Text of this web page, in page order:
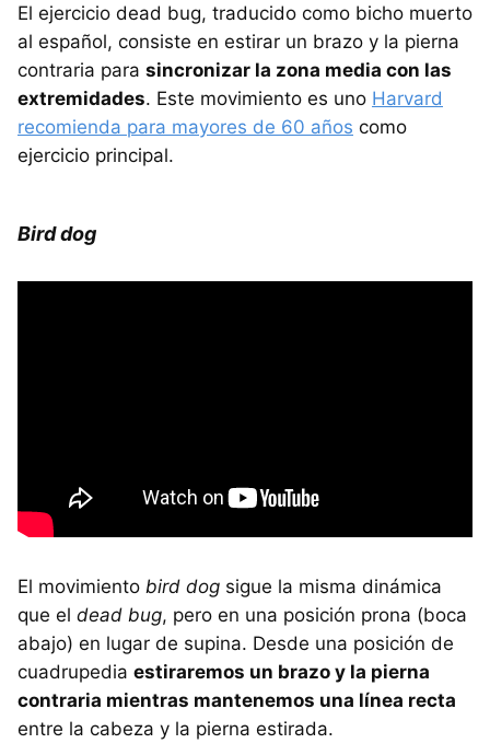
El ejercicio dead bug, traducido como bicho muerto
al español, consiste en estirar un brazo y la pierna
contraria para sincronizar la zona media con las
extremidades. Este movimiento es uno Harvard
recomienda para mayores de 60 años como
ejercicio principal.
Bird dog
El movimiento bird dog sigue la misma dinámica
que el dead bug, pero en una posición prona (boca
abajo) en lugar de supina. Desde una posición de
cuadrupedia estiraremos un brazo y la pierna
contraria mientras mantenemos una línea recta
entre la cabeza y la pierna estirada.